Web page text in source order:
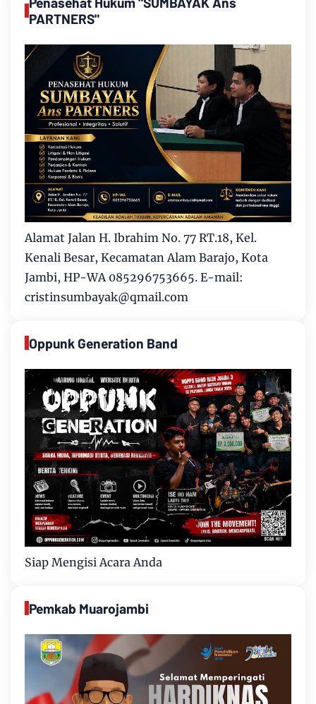
PARTNERS"
Alamat Jalan H. Ibrahim No. 77 RT.18, Kel.
Kenali Besar, Kecamatan Alam Barajo, Kota
Jambi, HP-WA 085296753665. E-mail:
cristinsumbayak@qmail.com
Oppunk Generation Band
Siap Mengisi Acara Anda
Pemkab Muarojambi